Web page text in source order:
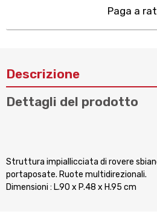
Paga a
Descrizione
Dettagli del prodotto
Struttura impiallicciata di rovere
portaposate. Ruote multidirezionali.
Dimensioni : L.90 x P.48 x H.95 cm